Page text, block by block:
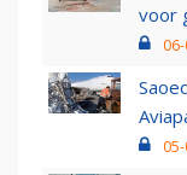
voor